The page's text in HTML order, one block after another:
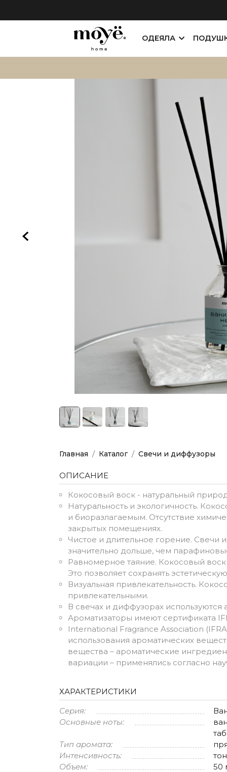
ОДЕЯЛА
Предыдущая
Главная Каталог Свечи и диффузоры
ОПИСАНИЕ
Кокосовый воск - натуральный
Натуральность и экологичность.
и биоразлагаемым. Отсутствие
закрытых помещениях.
Чистое и длительное горение. Свечи
значительно дольше, чем
Равномерное таяние. Кокосовый
Это позволяет сохранять
Визуальная привлекательность.
привлекательными.
В свечах и диффузорах
Ароматизаторы имеют сертификата
International Fragrance Association
использования ароматических
вещества – ароматические
вариации – применялись согласно
ХАРАКТЕРИСТИКИ
Серия:
Основные ноты:
Тип аромата:
Интенсивность:
Объем:
50